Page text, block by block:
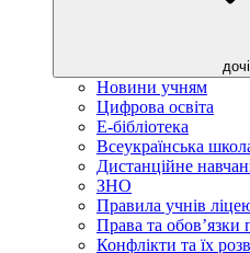
Новини учням
Цифрова освіта
E-бібліотека
Всеукраїнська
Дистанційне
ЗНО
Правила учнів
Права та обов’язки
Конфлікти та їх